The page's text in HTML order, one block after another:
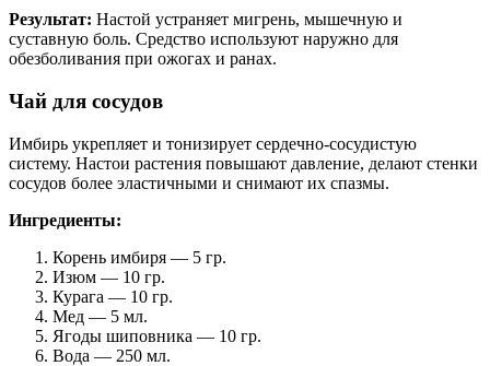
Результат: Настой устраняет мигрень, мышечную и
суставную боль. Средство используют наружно для
обезболивания при ожогах и ранах.
Чай для сосудов
Имбирь укрепляет и тонизирует сердечно-сосудистую
систему. Настои растения повышают давление, делают стенки
сосудов более эластичными и снимают их спазмы.
Ингредиенты:
Корень имбиря — 5 гр.
Изюм — 10 гр.
Курага — 10 гр.
Мед — 5 мл.
Ягоды шиповника — 10 гр.
Вода — 250 мл.